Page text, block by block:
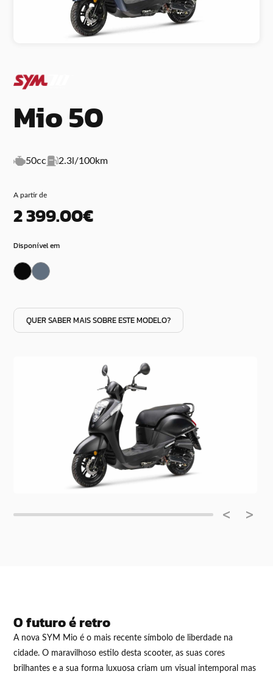
Mio 50
50cc 2.3l/100km
A partir de
2 399.00€
Disponível em
QUER SABER MAIS SOBRE ESTE MODELO?
< >
O futuro é retro
A nova SYM Mio é o mais recente símbolo de liberdade na
cidade. O maravilhoso estilo desta scooter, as suas cores
brilhantes e a sua forma luxuosa criam um visual intemporal mas